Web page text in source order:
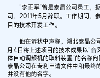
“李正军”曾是泰晶公司员工，
司，2011年5月辞职。工作期间，
目的技术开发工作。
他在诉状中声称，湖北泰晶公
月4日将上述项目的技术成果以“音
体自动调频机的取料装置”的名称
泰晶公司在专利申请文件中和最终
并没有他的名字。